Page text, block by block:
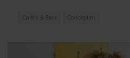
Café's & Bars Concepten